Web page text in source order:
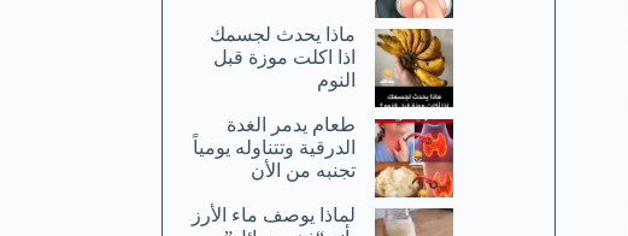
ماذا يحدث لجسمك
اذا اكلت موزة قبل
النوم
طعام يدمر الغدة
الدرقية وتتناوله يومياً
تجنبه من الأن
لماذا يوصف ماء الأرز